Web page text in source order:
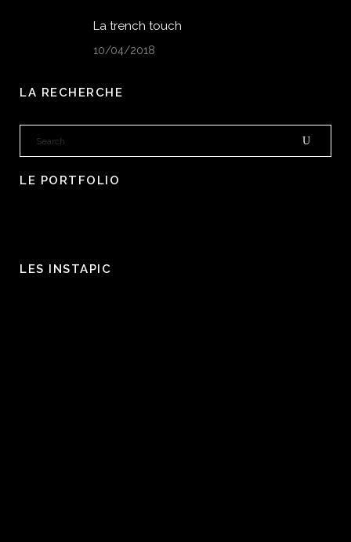
La trench touch
10/04/2018
LA RECHERCHE
LE PORTFOLIO
LES INSTAPIC